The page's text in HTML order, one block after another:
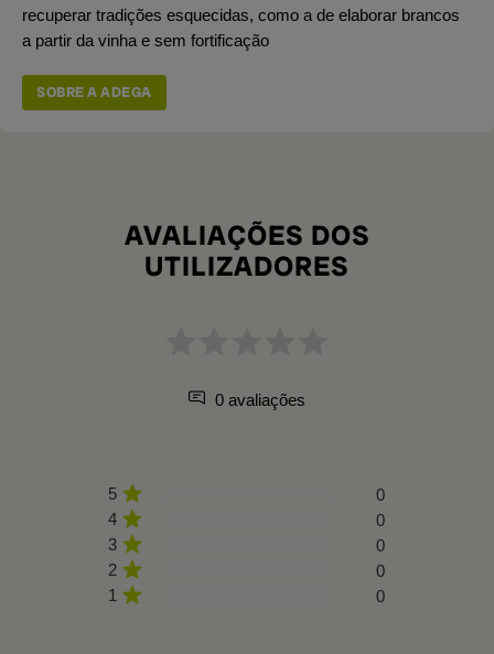
recuperar tradições esquecidas, como a de elaborar brancos
a partir da vinha e sem fortificação
SOBRE A ADEGA
AVALIAÇÕES DOS
UTILIZADORES
0 avaliações
5
0
4
0
3
0
2
0
1
0